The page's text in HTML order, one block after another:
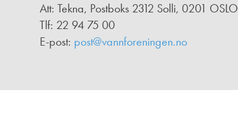
Att: Tekna, Postboks 2312 Solli, 0201 OSLO
Tlf: 22 94 75 00
E-post: post@vannforeningen.no